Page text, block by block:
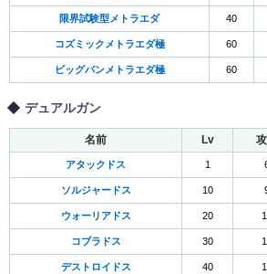
限界試験型メトラエダ 40
コズミックメトラエダ極 60
ビッグバンメトラエダ極 60
デュアルガン
名前 Lv
アタックドス 1
ソルジャードス 10
ウォーリアドス 20
コブラドス 30
デストロイドス 40